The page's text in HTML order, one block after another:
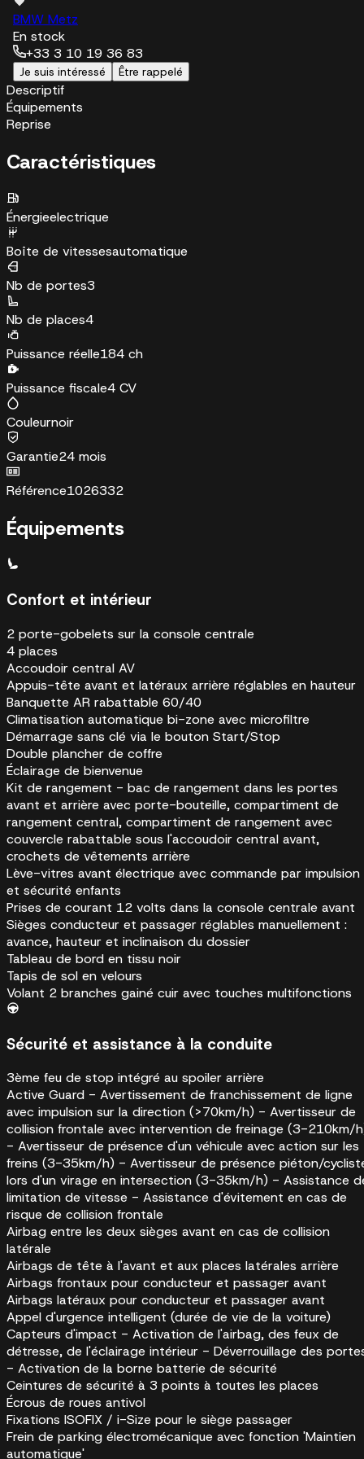
BMW Metz
En stock
+33 3 10 19 36 83
Je suis intéressé Être rappelé
Descriptif
Équipements
Reprise
Caractéristiques
Énergieelectrique
Boîte de vitessesautomatique
Nb de portes3
Nb de places4
Puissance réelle184 ch
Puissance fiscale4 CV
Couleurnoir
Garantie24 mois
Référence1026332
Équipements
Confort et intérieur
2 porte-gobelets sur la console centrale
4 places
Accoudoir central AV
Appuis-tête avant et latéraux arrière réglables en hauteur
Banquette AR rabattable 60/40
Climatisation automatique bi-zone avec microfiltre
Démarrage sans clé via le bouton Start/Stop
Double plancher de coffre
Éclairage de bienvenue
Kit de rangement - bac de rangement dans les portes
avant et arrière avec porte-bouteille, compartiment de
rangement central, compartiment de rangement avec
couvercle rabattable sous l'accoudoir central avant,
crochets de vêtements arrière
Lève-vitres avant électrique avec commande par impulsion
et sécurité enfants
Prises de courant 12 volts dans la console centrale avant
Sièges conducteur et passager réglables manuellement :
avance, hauteur et inclinaison du dossier
Tableau de bord en tissu noir
Tapis de sol en velours
Volant 2 branches gainé cuir avec touches multifonctions
Sécurité et assistance à la conduite
3ème feu de stop intégré au spoiler arrière
Active Guard - Avertissement de franchissement de ligne
avec impulsion sur la direction (>70km/h) - Avertisseur de
collision frontale avec intervention de freinage (3-210km/
- Avertisseur de présence d'un véhicule avec action sur les
freins (3-35km/h) - Avertisseur de présence piéton/
lors d'un virage en intersection (3-35km/h) - Assistance
limitation de vitesse - Assistance d'évitement en cas de
risque de collision frontale
Airbag entre les deux sièges avant en cas de collision
latérale
Airbags de tête à l'avant et aux places latérales arrière
Airbags frontaux pour conducteur et passager avant
Airbags latéraux pour conducteur et passager avant
Appel d'urgence intelligent (durée de vie de la voiture)
Capteurs d'impact - Activation de l'airbag, des feux de
détresse, de l'éclairage intérieur - Déverrouillage des
- Activation de la borne batterie de sécurité
Ceintures de sécurité à 3 points à toutes les places
Écrous de roues antivol
Fixations ISOFIX / i-Size pour le siège passager
Frein de parking électromécanique avec fonction 'Maintien
automatique'